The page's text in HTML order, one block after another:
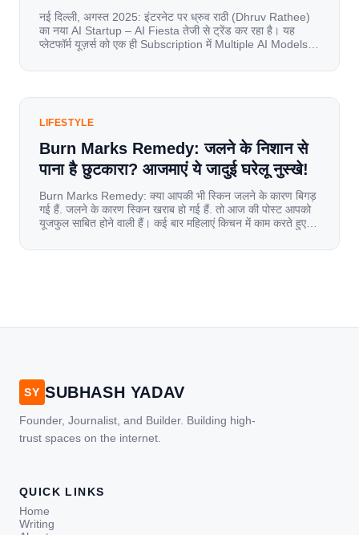
नई दिल्ली, अगस्त 2025: इंटरनेट पर ध्रुव राठी (Dhruv Rathee)
का नया AI Startup – AI Fiesta तेजी से ट्रेंड कर रहा है। यह
प्लेटफॉर्म यूज़र्स को एक ही Subscription में Multiple AI Models
यूज़र्स का जबरदस्त रिस्पॉन्स लॉन्च के तुरंत […]
LIFESTYLE
Burn Marks Remedy: जलने के निशान से
पाना है छुटकारा? आजमाएं ये जादुई घरेलू नुस्खे!
Burn Marks Remedy: क्या आपकी भी स्किन जलने के कारण बिगड़
गई हैं. जलने के कारण स्किन खराब हो गई हैं. तो आज की पोस्ट आपको
यूजफुल साबित होने वाली हैं। कई बार महिलाएं किचन में काम करते हुए
[…]
SY SUBHASH YADAV
Founder, Journalist, and Builder. Building high-
trust spaces on the internet.
QUICK LINKS
Home
Writing